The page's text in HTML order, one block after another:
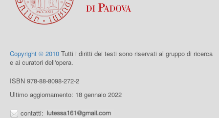
Copyright © 2010 Tutti i diritti dei testi sono riservati al gruppo di ricerca
e ai curatori dell'opera.
ISBN 978-88-8098-272-2
Ultimo aggiornamento: 18 gennaio 2022
contatti: